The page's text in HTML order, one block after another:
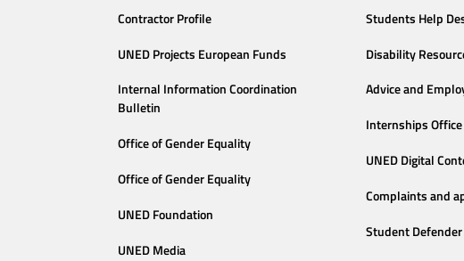
Contractor Profile
UNED Projects European Funds
Internal Information Coordination
Bulletin
Office of Gender Equality
Office of Gender Equality
UNED Foundation
UNED Media
Students Help
Disability
Advice and
Internships Office
UNED Digital
Complaints and
Student Defender